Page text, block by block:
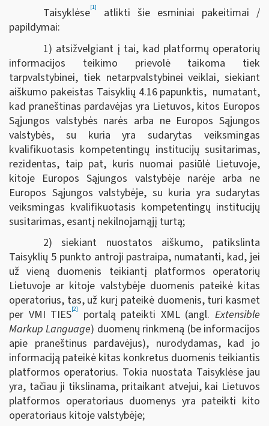
Taisyklėse[1]
atlikti šie esminiai pakeitimai /
papildymai:
1) atsižvelgiant į tai, kad platformų operatorių
informacijos teikimo prievolė taikoma tiek
tarpvalstybinei, tiek netarpvalstybinei veiklai, siekiant
aiškumo pakeistas Taisyklių 4.16 papunktis, numatant,
kad praneštinas pardavėjas yra Lietuvos, kitos Europos
Sąjungos valstybės narės arba ne Europos Sąjungos
valstybės, su kuria yra sudarytas veiksmingas
kvalifikuotasis kompetentingų institucijų susitarimas,
rezidentas, taip pat, kuris nuomai pasiūlė Lietuvoje,
kitoje Europos Sąjungos valstybėje narėje arba ne
Europos Sąjungos valstybėje, su kuria yra sudarytas
veiksmingas kvalifikuotasis kompetentingų institucijų
susitarimas, esantį nekilnojamąjį turtą;
2) siekiant nuostatos aiškumo, patikslinta
Taisyklių 5 punkto antroji pastraipa, numatanti, kad, jei
už vieną duomenis teikiantį platformos operatorių
Lietuvoje ar kitoje valstybėje duomenis pateikė kitas
operatorius, tas, už kurį pateikė duomenis, turi kasmet
per VMI TIES[2] portalą pateikti XML (angl.Extensible
Markup Language) duomenų rinkmeną (be informacijos
apie praneštinus pardavėjus), nurodydamas, kad jo
informaciją pateikė kitas konkretus duomenis teikiantis
platformos operatorius. Tokia nuostata Taisyklėse jau
yra, tačiau ji tikslinama, pritaikant atvejui, kai Lietuvos
platformos operatoriaus duomenys yra pateikti kito
operatoriaus kitoje valstybėje;